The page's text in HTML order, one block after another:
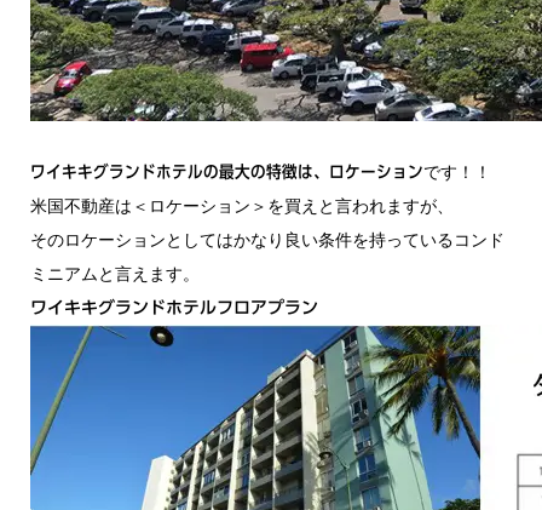
ワイキキグランドホテルの最大の特徴は、ロケーションです！！
米国不動産は＜ロケーション＞を買えと言われますが、
そのロケーションとしてはかなり良い条件を持っているコンド
ミニアムと言えます。
ワイキキグランドホテルフロアプラン